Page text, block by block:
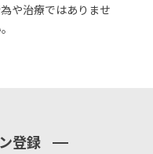
や治療ではありませ
登録